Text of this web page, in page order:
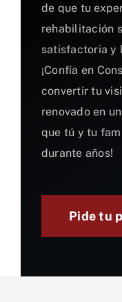
de que tu
rehabilitación
satisfactoria y
¡Confía en
convertir tu
renovado en
que tú y tu
durante años!
Pide tu